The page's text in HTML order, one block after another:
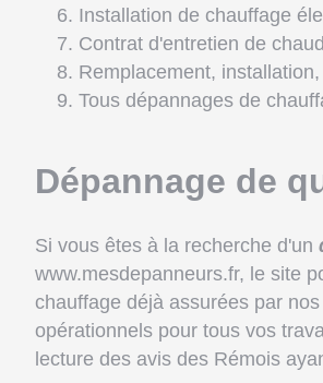
Installation de chauffage
Contrat d'entretien de
Remplacement,
Tous dépannages de
Dépannage de
Si vous êtes à la recherche d'un
www.mesdepanneurs.fr, le site
chauffage déjà assurées par nos
opérationnels pour tous vos
lecture des avis des Rémois